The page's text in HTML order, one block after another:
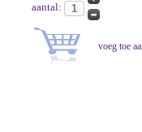
aantal: